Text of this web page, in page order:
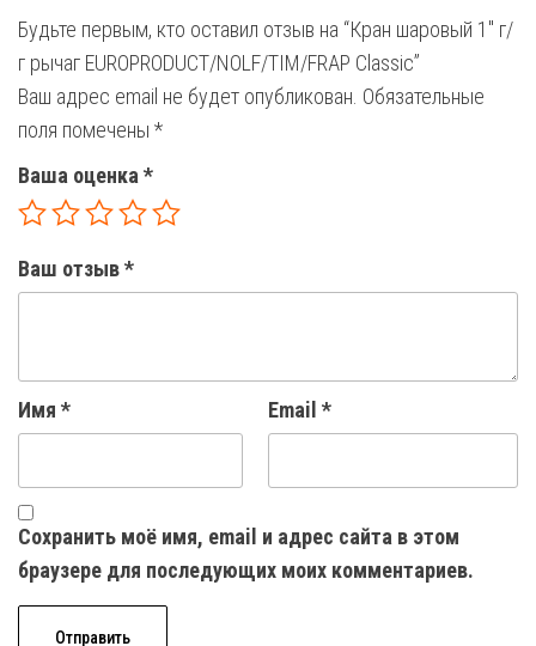
Будьте первым, кто оставил отзыв на “Кран шаровый 1″ г/
г рычаг EUROPRODUCT/NOLF/TIM/FRAP Classic”
Ваш адрес email не будет опубликован. Обязательные
поля помечены *
Ваша оценка *
Ваш отзыв*
Имя * Email *
Сохранить моё имя, email и адрес сайта в этом
браузере для последующих моих комментариев.